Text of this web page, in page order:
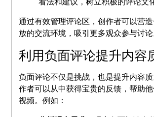
看法和建议，树立积极的评论文
通过有效管理评论区，创作者可以营
放的交流环境，吸引更多观众参与讨论
利用负面评论提升内容
负面评论不仅是挑战，也是提升内容质
作者可以从中获得宝贵的反馈，帮助
视频。例如：